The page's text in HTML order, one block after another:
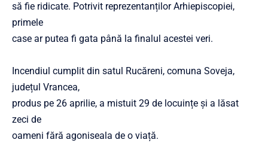
să fie ridicate. Potrivit reprezentanților Arhiepiscopiei,
primele
case ar putea fi gata până la finalul acestei veri.
Incendiul cumplit din satul Rucăreni, comuna Soveja,
județul Vrancea,
produs pe 26 aprilie, a mistuit 29 de locuințe și a lăsat
zeci de
oameni fără agoniseala de o viață.